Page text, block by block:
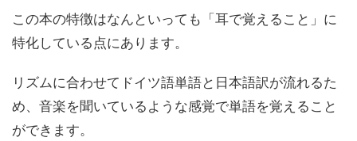
この本の特徴はなんといっても「耳で覚えること」に
特化している点にあります。
リズムに合わせてドイツ語単語と日本語訳が流れるた
め、音楽を聞いているような感覚で単語を覚えること
ができます。